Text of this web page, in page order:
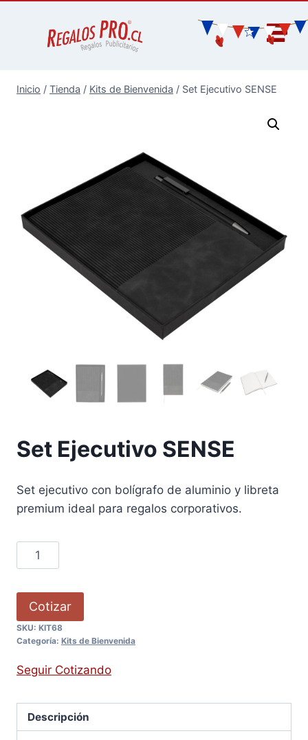
Inicio / Tienda / Kits de Bienvenida / Set Ejecutivo SENSE
Set Ejecutivo SENSE
Set ejecutivo con bolígrafo de aluminio y libreta
premium ideal para regalos corporativos.
Cotizar
SKU: KIT68
Categoría: Kits de Bienvenida
Seguir Cotizando
Descripción